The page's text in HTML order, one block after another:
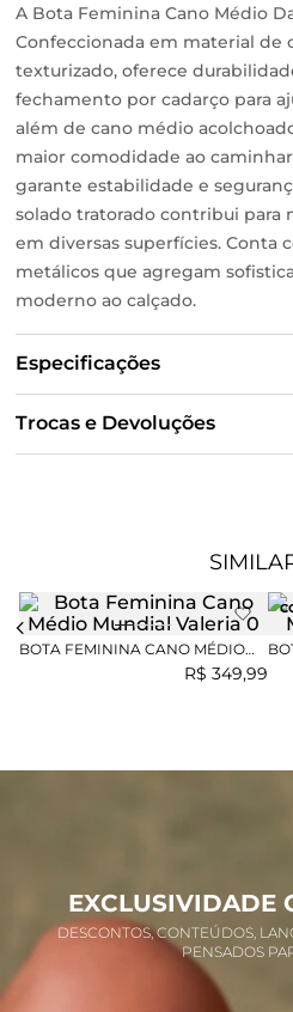
A Bota Feminina Cano Médio
Confeccionada em material de
texturizado, oferece
fechamento por cadarço para
além de cano médio
maior comodidade ao
garante estabilidade e
solado tratorado contribui para
em diversas superfícies. Conta
metálicos que agregam
moderno ao calçado.
Especificações
Trocas e Devoluções
BOTA FEMININA CANO MÉDIO
R$ 349,99
EXCLUSIVIDADE
DESCONTOS, CONTEÚDOS,
PENSADOS